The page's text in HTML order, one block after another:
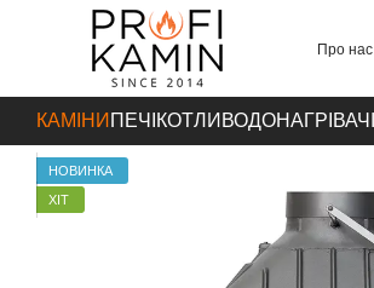
Перейти до основного контенту
Про нас
КАМІНИ ПЕЧІ КОТЛИ ВОДОНАГРІВАЧІ
НОВИНКА
ХІТ